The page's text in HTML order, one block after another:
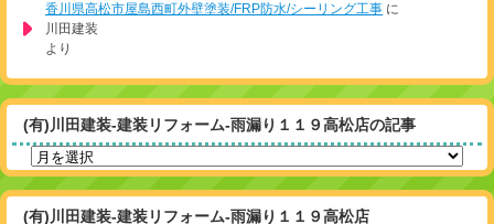
香川県高松市屋島西町外壁塗装/FRP防水/シーリング工事 に
川田建装
より
(有)川田建装-建装リフォーム-雨漏り１１９高松店の記事
(有)川田建装-建装リフォーム-雨漏り１１９高松店